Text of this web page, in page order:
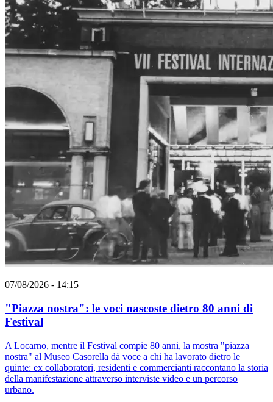
07/08/2026 - 14:15
"Piazza nostra": le voci nascoste dietro 80 anni di
Festival
A Locarno, mentre il Festival compie 80 anni, la mostra "piazza
nostra" al Museo Casorella dà voce a chi ha lavorato dietro le
quinte: ex collaboratori, residenti e commercianti raccontano la storia
della manifestazione attraverso interviste video e un percorso
urbano.